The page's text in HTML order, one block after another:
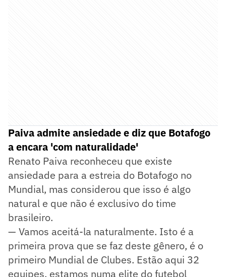
Paiva admite ansiedade e diz que Botafogo
a encara 'com naturalidade'
Renato Paiva reconheceu que existe
ansiedade para a estreia do Botafogo no
Mundial, mas considerou que isso é algo
natural e que não é exclusivo do time
brasileiro.
— Vamos aceitá-la naturalmente. Isto é a
primeira prova que se faz deste gênero, é o
primeiro Mundial de Clubes. Estão aqui 32
equipes, estamos numa elite do futebol